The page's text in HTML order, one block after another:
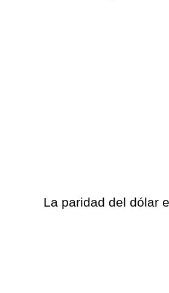
La paridad del dólar